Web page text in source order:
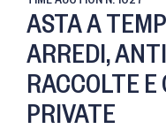
ASTA A
ARREDI,
RACCOLTE
PRIVATE